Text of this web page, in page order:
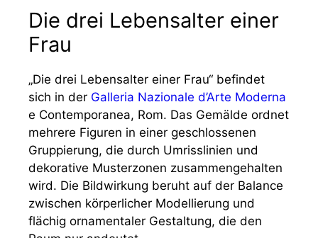
Die drei Lebensalter einer
Frau
„Die drei Lebensalter einer Frau“ befindet
sich in der Galleria Nazionale d’Arte Moderna
e Contemporanea, Rom. Das Gemälde ordnet
mehrere Figuren in einer geschlossenen
Gruppierung, die durch Umrisslinien und
dekorative Musterzonen zusammengehalten
wird. Die Bildwirkung beruht auf der Balance
zwischen körperlicher Modellierung und
flächig ornamentaler Gestaltung, die den